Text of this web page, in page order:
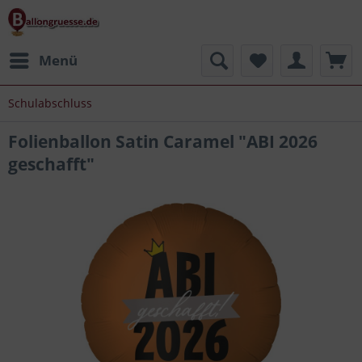
Menü
Schulabschluss
Folienballon Satin Caramel "ABI 2026
geschafft"